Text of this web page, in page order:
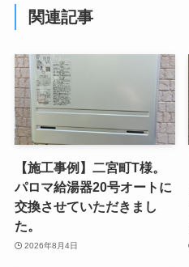
関連記事
【施工事例】二宮町T様。
パロマ給湯器20号オートに
交換させていただきまし
た。
2026年8月4日